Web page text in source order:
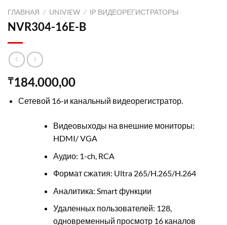
ГЛАВНАЯ / UNIVIEW / IP ВИДЕОРЕГИСТРАТОРЫ
NVR304-16E-B
₸184.000,00
Сетевой 16-и канальный видеорегистратор.
Видеовыходы на внешние мониторы:
HDMI/ VGA
Аудио: 1-ch, RCA
Формат сжатия: Ultra 265/H.265/H.264
Аналитика: Smart функции
Удаленных пользователей: 128,
одновременный просмотр 16 каналов